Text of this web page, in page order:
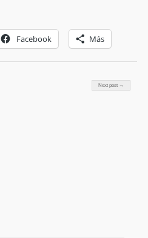
Facebook Más
Next post →